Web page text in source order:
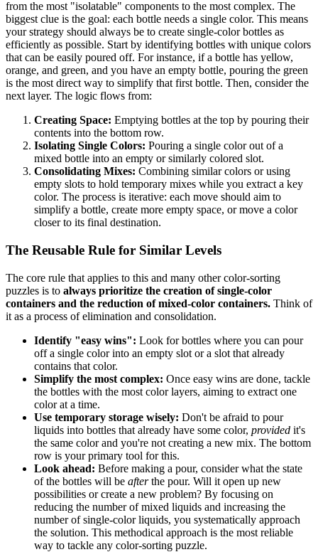
from the most "isolatable" components to the most complex. The
biggest clue is the goal: each bottle needs a single color. This means
your strategy should always be to create single-color bottles as
efficiently as possible. Start by identifying bottles with unique colors
that can be easily poured off. For instance, if a bottle has yellow,
orange, and green, and you have an empty bottle, pouring the green
is the most direct way to simplify that first bottle. Then, consider the
next layer. The logic flows from:
Creating Space: Emptying bottles at the top by pouring their
contents into the bottom row.
Isolating Single Colors: Pouring a single color out of a
mixed bottle into an empty or similarly colored slot.
Consolidating Mixes: Combining similar colors or using
empty slots to hold temporary mixes while you extract a key
color. The process is iterative: each move should aim to
simplify a bottle, create more empty space, or move a color
closer to its final destination.
The Reusable Rule for Similar Levels
The core rule that applies to this and many other color-sorting
puzzles is to always prioritize the creation of single-color
containers and the reduction of mixed-color containers. Think of
it as a process of elimination and consolidation.
Identify "easy wins": Look for bottles where you can pour
off a single color into an empty slot or a slot that already
contains that color.
Simplify the most complex: Once easy wins are done, tackle
the bottles with the most color layers, aiming to extract one
color at a time.
Use temporary storage wisely: Don't be afraid to pour
liquids into bottles that already have some color, provided it's
the same color and you're not creating a new mix. The bottom
row is your primary tool for this.
Look ahead: Before making a pour, consider what the state
of the bottles will be afterthe pour. Will it open up new
possibilities or create a new problem? By focusing on
reducing the number of mixed liquids and increasing the
number of single-color liquids, you systematically approach
the solution. This methodical approach is the most reliable
way to tackle any color-sorting puzzle.